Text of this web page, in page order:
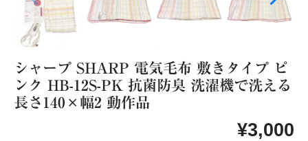
ゲーム類
スピーカー類
スマートフォン・タブレット
モバイルバッテリー
その他
テレビ関連
シャープ SHARP 電気毛布 敷きタイプ ピ
ンク HB-12S-PK 抗菌防臭 洗濯機で洗える
長さ140×幅2 動作品
¥3,000